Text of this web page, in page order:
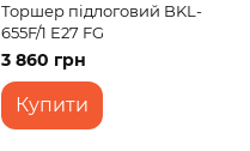
Торшер підлоговий BKL-
655F/1 E27 FG
3 860 грн
Купити